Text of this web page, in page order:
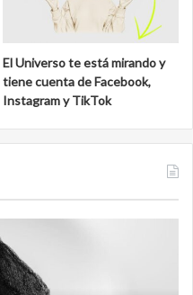
El Universo te está mirando y
tiene cuenta de Facebook,
Instagram y TikTok